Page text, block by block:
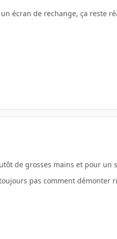
écran de rechange, ça reste
de grosses mains et pour un
pas comment démonter